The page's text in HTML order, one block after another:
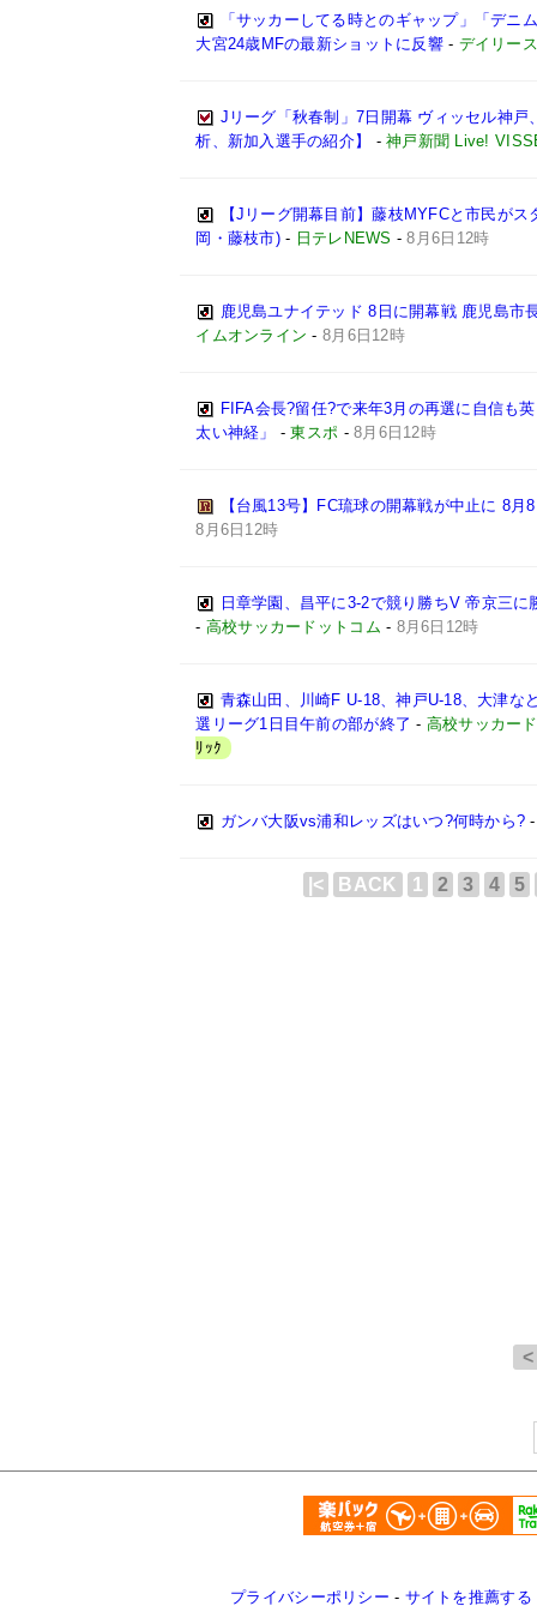
「サッカーしてる時とのギャップ」「デニ
大宮24歳MFの最新ショットに反響- デイリー
Jリーグ「秋春制」7日開幕 ヴィッセル神戸
析、新加入選手の紹介】
-神戸新聞 Live!
【Jリーグ開幕目前】藤枝MYFCと市民がス
岡・藤枝市)- 日テレNEWS -8月6日12時
鹿児島ユナイテッド 8日に開幕戦 鹿児島市
イムオンライン -8月6日12時
FIFA会長?留任?で来年3月の再選に自信も
太い神経」
-東スポ -8月6日12時
【台風13号】FC琉球の開幕戦が中止に 8月
8月6日12時
日章学園、昌平に3-2で競り勝ちV 帝京三
- 高校サッカードットコム - 8月6日12時
青森山田、川崎F U-18、神戸U-18、大津な
選リーグ1日目午前の部が終了 - 高校サッカー
ﾘｯｸ
ガンバ大阪vs浦和レッズはいつ?何時から?
|< BACK 1 2 3 4 5
プライバシーポリシー - サイトを推薦する